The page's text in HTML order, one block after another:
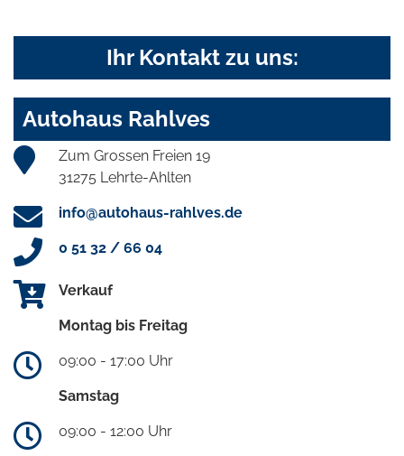
Ihr Kontakt zu uns:
Autohaus Rahlves
Zum Grossen Freien 19
31275 Lehrte-Ahlten
info@autohaus-rahlves.de
0 51 32 / 66 04
Verkauf
Montag bis Freitag
09:00 - 17:00 Uhr
Samstag
09:00 - 12:00 Uhr